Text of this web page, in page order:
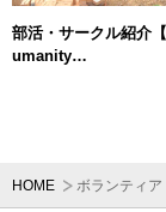
部活・サークル紹介
umanity…
HOME ボランティア